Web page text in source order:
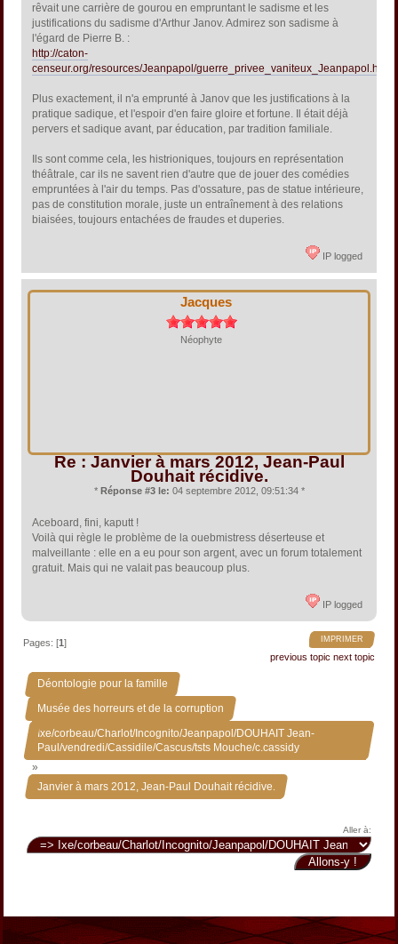
rêvait une carrière de gourou en empruntant le sadisme et les
justifications du sadisme d'Arthur Janov. Admirez son sadisme à
l'égard de Pierre B. :
http://caton-
censeur.org/resources/Jeanpapol/guerre_privee_vaniteux_Jeanpapol.html
Plus exactement, il n'a emprunté à Janov que les justifications à la
pratique sadique, et l'espoir d'en faire gloire et fortune. Il était déjà
pervers et sadique avant, par éducation, par tradition familiale.
Ils sont comme cela, les histrioniques, toujours en représentation
théâtrale, car ils ne savent rien d'autre que de jouer des comédies
empruntées à l'air du temps. Pas d'ossature, pas de statue intérieure,
pas de constitution morale, juste un entraînement à des relations
biaisées, toujours entachées de fraudes et duperies.
IP logged
Jacques
Néophyte
Re : Janvier à mars 2012, Jean-Paul
Douhait récidive.
* Réponse #3 le: 04 septembre 2012, 09:51:34 *
Aceboard, fini, kaputt !
Voilà qui règle le problème de la ouebmistress déserteuse et
malveillante : elle en a eu pour son argent, avec un forum totalement
gratuit. Mais qui ne valait pas beaucoup plus.
IP logged
IMPRIMER
Pages: [1]
previous topic next topic
Déontologie pour la famille »
Musée des horreurs et de la corruption »
Ixe/corbeau/Charlot/Incognito/Jeanpapol/DOUHAIT Jean-
Paul/vendredi/Cassidile/Cascus/tsts Mouche/c.cassidy
»
Janvier à mars 2012, Jean-Paul Douhait récidive.
Aller à: